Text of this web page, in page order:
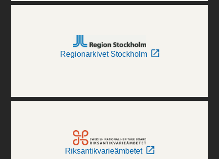
Regionarkivet Stockholm
Riksantikvarieämbetet